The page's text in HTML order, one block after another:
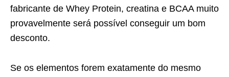
fabricante de Whey Protein, creatina e BCAA muito
provavelmente será possível conseguir um bom
desconto.
Se os elementos forem exatamente do mesmo